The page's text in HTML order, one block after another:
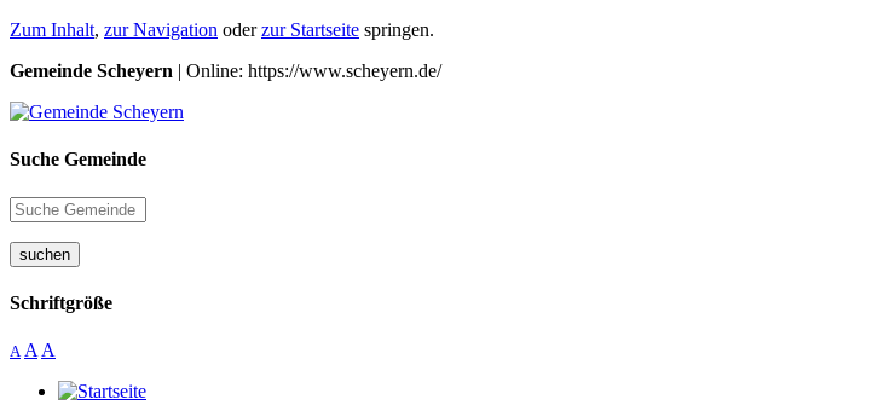
Zum Inhalt, zur Navigation oderzur Startseite springen.
Gemeinde Scheyern | Online: https://www.scheyern.de/
Suche Gemeinde
suchen
Schriftgröße
A A A